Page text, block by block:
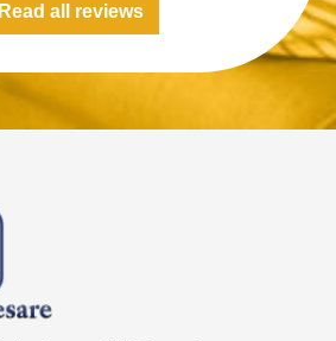
Read all reviews